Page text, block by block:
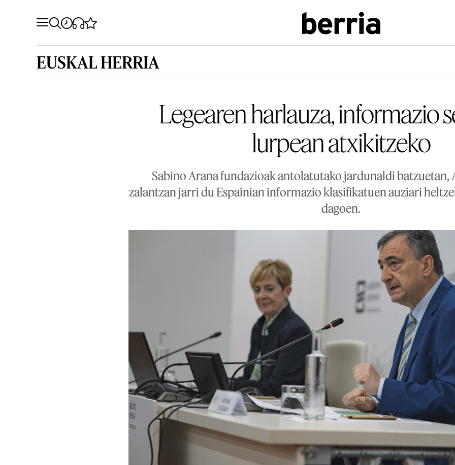
EUSKAL HERRIA
Legearen harlauza, informazio
lurpean atxikitzeko
Sabino Arana fundazioak antolatutako jardunaldi batzuetan,
zalantzan jarri du Espainian informazio klasifikatuen auziari
dagoen.